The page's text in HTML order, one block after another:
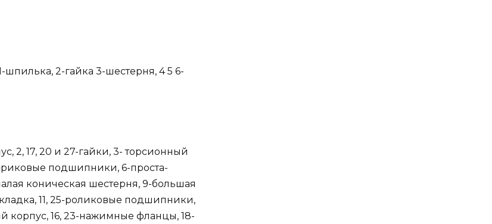
2-гайка 3-шестерня, 4 5 6-
2, 17, 20 и 27-гайки, 3- торсионный
подшипники, 6-проста-
коническая шестерня, 9-большая
11, 25-роликовые подшипники,
корпус, 16, 23-нажимные фланцы, 18-